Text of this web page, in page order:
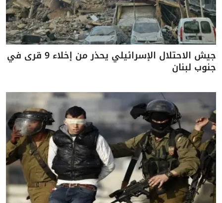
جيش الاحتلال الإسرائيلي يحذر من إخلاء 9 قرى في
جنوب لبنان